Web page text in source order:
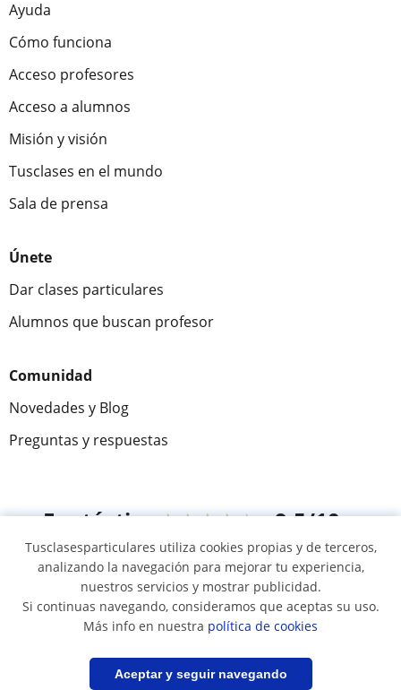
Guardar búsqueda
Ayuda
Cómo funciona
Acceso profesores
Acceso a alumnos
Misión y visión
Tusclases en el mundo
Sala de prensa
Únete
Dar clases particulares
Alumnos que buscan profesor
Comunidad
Novedades y Blog
Preguntas y respuestas
Fantástica★★★★★ 9,5/10
305883 opiniones de alumnos
© 2007 - 2026 Tusclasesparticulares.com.ec
Mapa web:Profesores particulares
Tusclasesparticulares utiliza cookies propias y de terceros,
analizando la navegación para mejorar tu experiencia,
nuestros servicios y mostrar publicidad.
Si continuas navegando, consideramos que aceptas su uso.
Más info en nuestra política de cookies
Aceptar y seguir navegando